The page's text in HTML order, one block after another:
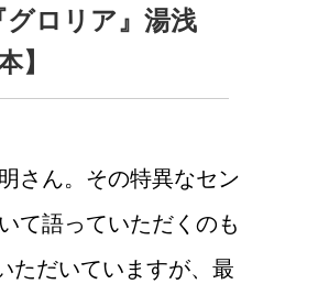
ロリア』湯浅
】
さん。その特異なセン
て語っていただくのも
ただいていますが、最